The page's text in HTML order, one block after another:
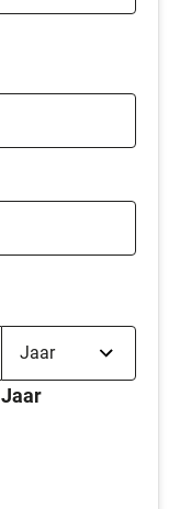
Jaar